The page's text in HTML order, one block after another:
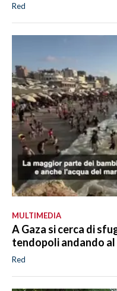
Red
MULTIMEDIA
A Gaza si cerca di
tendopoli andando al
Red